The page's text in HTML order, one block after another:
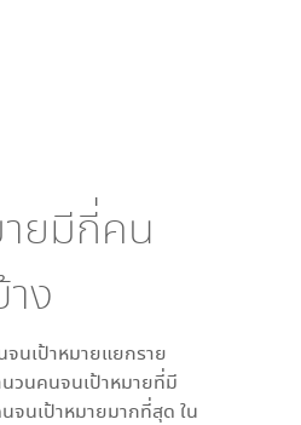
ยมีกี่คน
ง
นเป้าหมายแยกราย
วนคนจนเป้าหมายที่มี
จนเป้าหมายมากที่สุด ใน